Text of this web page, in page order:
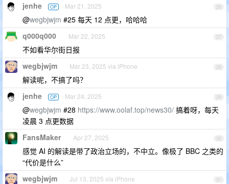
26
jenhe OP Mar 21, 2025
@wegbjwjm #25 每天 12 点更，哈哈哈
27
q000q000 Mar 22, 2025
不如看华尔街日报
28
wegbjwjm Mar 23, 2025 via iPhone
解读呢，不搞了吗？
29
jenhe OP Mar 24, 2025
@wegbjwjm #28 https://www.oolaf.top/news30/ 搞着呀，每天
凌晨 3 点更数据
30
FansMaker Apr 27, 2025
感觉 AI 的解读是带了政治立场的，不中立。像极了 BBC 之类的
“代价是什么”
31
wegbjwjm Jul 13, 2025 via iPhone